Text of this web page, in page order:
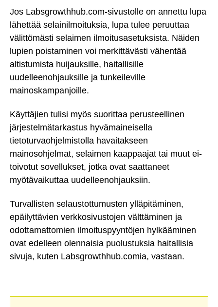
Jos Labsgrowthhub.com-sivustolle on annettu lupa
lähettää selainilmoituksia, lupa tulee peruuttaa
välittömästi selaimen ilmoitusasetuksista. Näiden
lupien poistaminen voi merkittävästi vähentää
altistumista huijauksille, haitallisille
uudelleenohjauksille ja tunkeileville
mainoskampanjoille.
Käyttäjien tulisi myös suorittaa perusteellinen
järjestelmätarkastus hyvämaineisella
tietoturvaohjelmistolla havaitakseen
mainosohjelmat, selaimen kaappaajat tai muut ei-
toivotut sovellukset, jotka ovat saattaneet
myötävaikuttaa uudelleenohjauksiin.
Turvallisten selaustottumusten ylläpitäminen,
epäilyttävien verkkosivustojen välttäminen ja
odottamattomien ilmoituspyyntöjen hylkääminen
ovat edelleen olennaisia puolustuksia haitallisia
sivuja, kuten Labsgrowthhub.comia, vastaan.